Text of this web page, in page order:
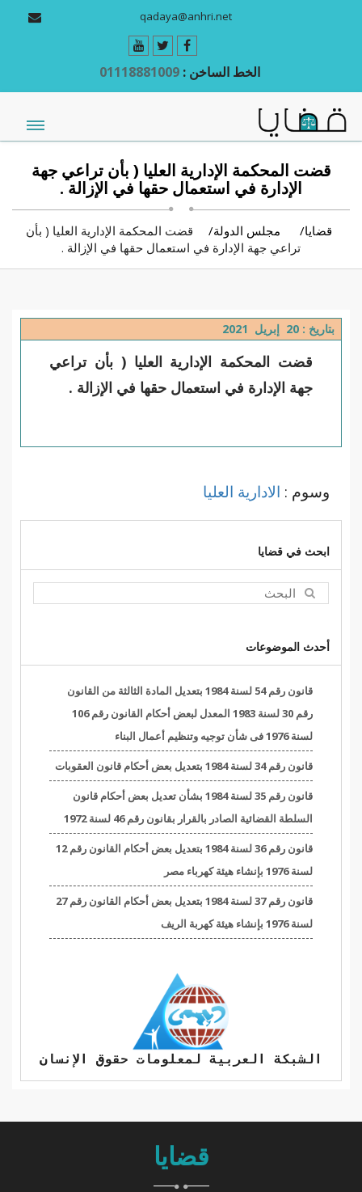
qadaya@anhri.net
الخط الساخن :
قضت المحكمة الإدارية العليا ( بأن تراعي جهة
الإدارة في استعمال حقها في الإزالة .
قضايا مجلس الدولة
قضت المحكمة الإدارية العليا ( بأن
تراعي جهة الإدارة في استعمال حقها في الإزالة .
بتاريخ : 20 إبريل 2021
قضت المحكمة الإدارية العليا ( بأن تراعي
جهة الإدارة في استعمال حقها في الإزالة .
وسوم : الادارية العليا
ابحث في قضايا
أحدث الموضوعات
قانون رقم 54 لسنة 1984 بتعديل المادة الثالثة من القانون
رقم 30 لسنة 1983 المعدل لبعض أحكام القانون رقم 106
لسنة 1976 فى شأن توجيه وتنظيم أعمال البناء
قانون رقم 34 لسنة 1984 بتعديل بعض أحكام قانون العقوبات
قانون رقم 35 لسنة 1984 بشأن تعديل بعض أحكام قانون
السلطة القضائية الصادر بالقرار بقانون رقم 46 لسنة 1972
قانون رقم 36 لسنة 1984 بتعديل بعض أحكام القانون رقم 12
لسنة 1976 بإنشاء هيئة كهرباء مصر
قانون رقم 37 لسنة 1984 بتعديل بعض أحكام القانون رقم 27
لسنة 1976 بإنشاء هيئة كهربة الريف
الشبكة العربية لمعلومات حقوق الإنسان
قضايا